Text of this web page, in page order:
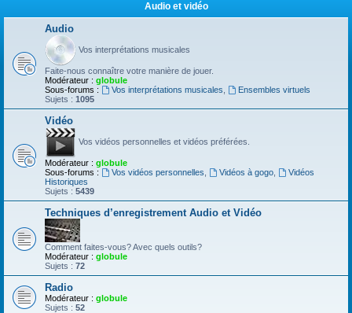
Audio et vidéo
Audio
Vos interprétations musicales
Faite-nous connaître votre manière de jouer.
Modérateur : globule
Sous-forums :
Vos interprétations musicales
Ensembles virtuels
Sujets : 1095
Vidéo
Vos vidéos personnelles et vidéos préférées.
Modérateur : globule
Sous-forums :
Vos vidéos personnelles Vidéos à gogo,
Vidéos
Historiques
Sujets : 5439
Techniques d’enregistrement Audio et Vidéo
Comment faites-vous? Avec quels outils?
Modérateur : globule
Sujets : 72
Radio
Modérateur : globule
Sujets : 52